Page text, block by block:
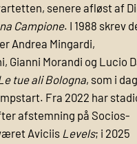
senere afløst af
Campione. I 1988 skrev
Andrea Mingardi,
Gianni Morandi og Lucio
tue ali Bologna, som i
Fra 2022 har
afstemning på Socios-
Aviciis Levels; i 2025